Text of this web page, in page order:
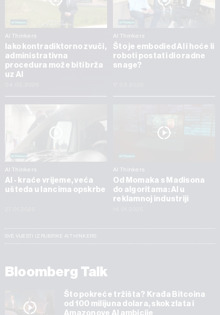
AI Thinkers
Iako kontradiktorno zvuči,
administrativna
procedura može biti brža
uz AI
AI Thinkers
Što je embodied AI i hoće li
roboti postati dio radne
snage?
AI Thinkers
AI - kraće vrijeme, veća
ušteda u lancima opskrbe
AI Thinkers
Od Momaka s Madisona
do algoritama: AI u
reklamnoj industriji
SVE VIJESTI IZ RUBRIKE AI THINKERS
Bloomberg Talk
Što pokreće tržišta? Krađa Bitcoina
od 100 milijuna dolara, skok zlata i
Amazonove AI ambicije